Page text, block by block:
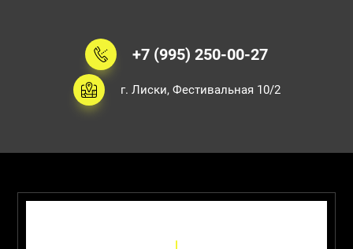
г. Лиски, Фестивальная 10/2
+7 (995) 250-00-27